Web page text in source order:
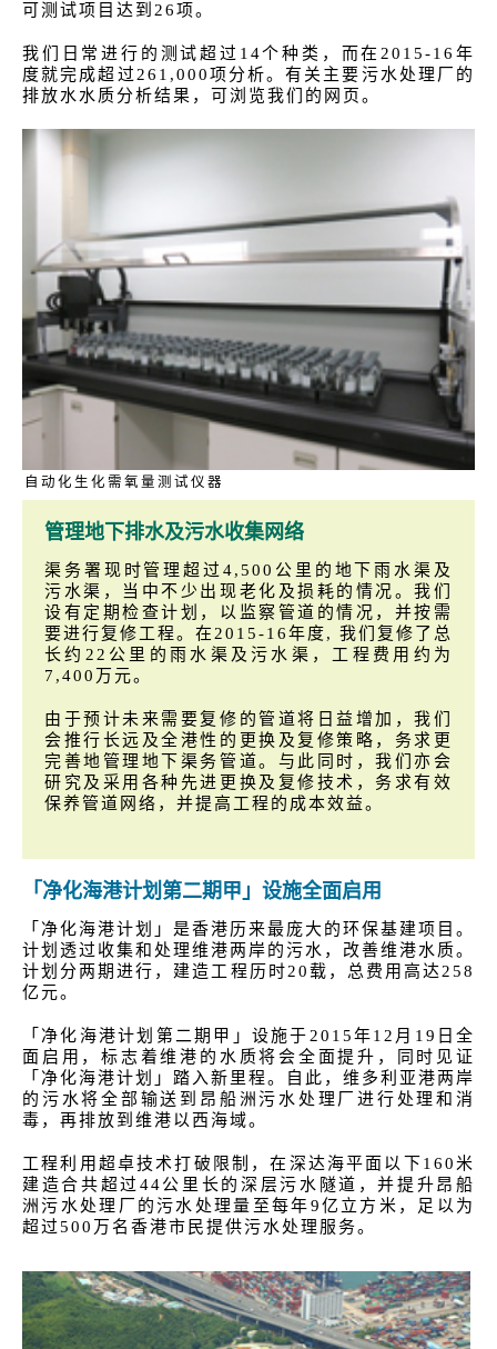
可测试项目达到26项。
我们日常进行的测试超过14个种类，而在2015-16年
度就完成超过261,000项分析。有关主要污水处理厂的
排放水水质分析结果，可浏览我们的网页。
自动化生化需氧量测试仪器
管理地下排水及污水收集网络
渠务署现时管理超过4,500公里的地下雨水渠及
污水渠，当中不少出现老化及损耗的情况。我们
设有定期检查计划，以监察管道的情况，并按需
要进行复修工程。在2015-16年度, 我们复修了总
长约22公里的雨水渠及污水渠，工程费用约为
7,400万元。
由于预计未来需要复修的管道将日益增加，我们
会推行长远及全港性的更换及复修策略，务求更
完善地管理地下渠务管道。与此同时，我们亦会
研究及采用各种先进更换及复修技术，务求有效
保养管道网络，并提高工程的成本效益。
「净化海港计划第二期甲」设施全面启用
「净化海港计划」是香港历来最庞大的环保基建项目。
计划透过收集和处理维港两岸的污水，改善维港水质。
计划分两期进行，建造工程历时20载，总费用高达258
亿元。
「净化海港计划第二期甲」设施于2015年12月19日全
面启用，标志着维港的水质将会全面提升，同时见证
「净化海港计划」踏入新里程。自此，维多利亚港两岸
的污水将全部输送到昂船洲污水处理厂进行处理和消
毒，再排放到维港以西海域。
工程利用超卓技术打破限制，在深达海平面以下160米
建造合共超过44公里长的深层污水隧道，并提升昂船
洲污水处理厂的污水处理量至每年9亿立方米，足以为
超过500万名香港市民提供污水处理服务。